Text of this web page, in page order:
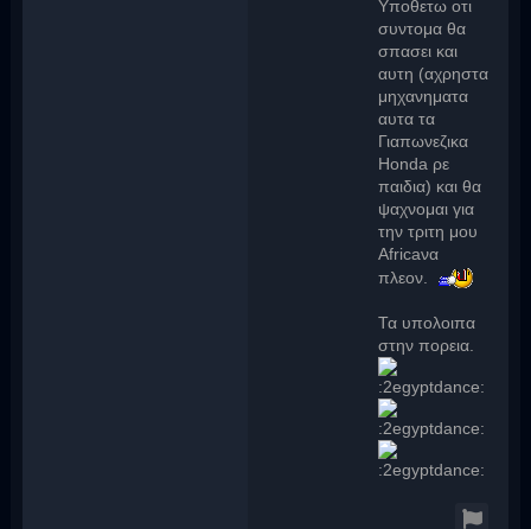
Υποθετω οτι
συντομα θα
σπασει και
αυτη (αχρηστα
μηχανηματα
αυτα τα
Γιαπωνεζικα
Honda ρε
παιδια) και θα
ψαχνομαι για
την τριτη μου
Africaνα
πλεον.
Τα υπολοιπα
στην πορεια.